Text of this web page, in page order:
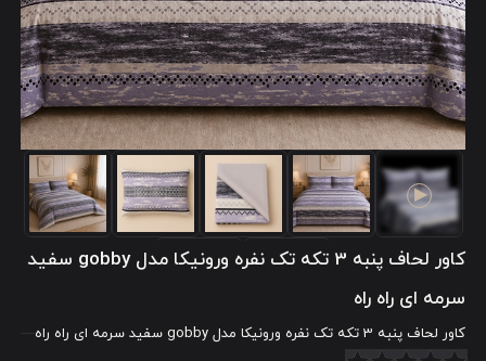
کاور لحاف پنبه 3 تکه تک نفره ورونیکا مدل gobby سفید
سرمه ای راه راه
کاور لحاف پنبه 3 تکه تک نفره ورونیکا مدل gobby سفید سرمه ای راه راه